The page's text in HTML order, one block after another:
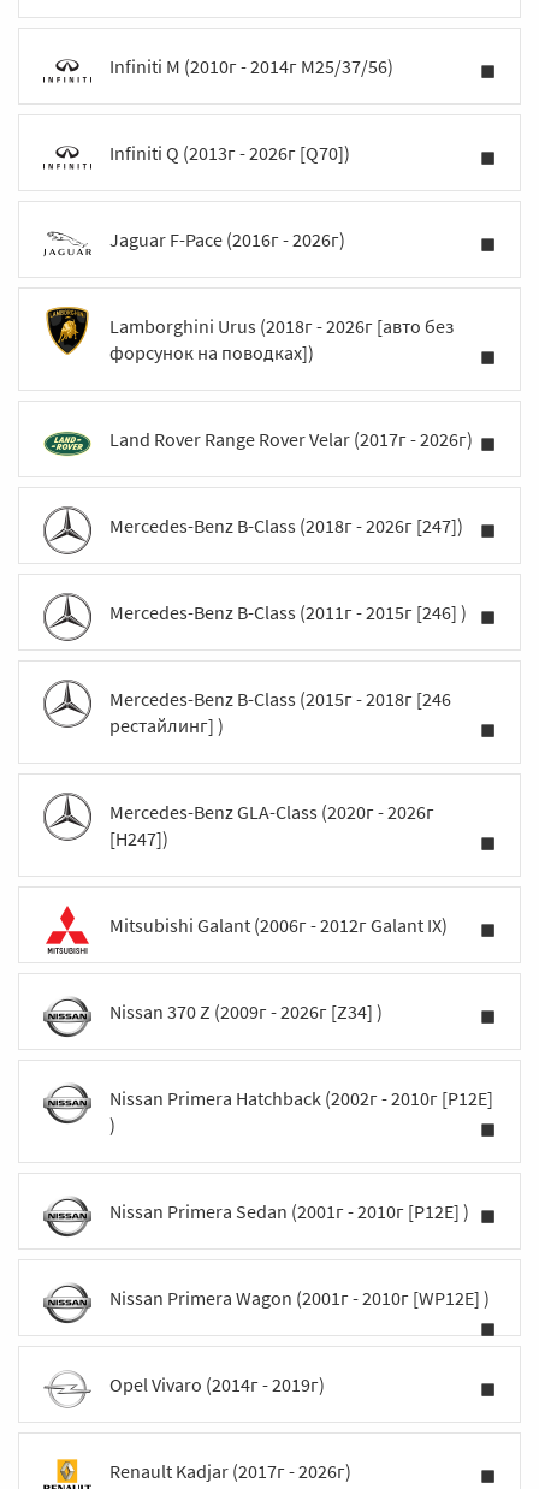
Infiniti M (2010г - 2014г M25/37/56)
Infiniti Q (2013г - 2026г [Q70])
Jaguar F-Pace (2016г - 2026г)
Lamborghini Urus (2018г - 2026г [авто без
форсунок на поводках])
Land Rover Range Rover Velar (2017г - 2026г)
Mercedes-Benz B-Class (2018г - 2026г [247])
Mercedes-Benz B-Class (2011г - 2015г [246] )
Mercedes-Benz B-Class (2015г - 2018г [246
рестайлинг] )
Mercedes-Benz GLA-Class (2020г - 2026г
[H247])
Mitsubishi Galant (2006г - 2012г Galant IX)
Nissan 370 Z (2009г - 2026г [Z34] )
Nissan Primera Hatchback (2002г - 2010г [P12E]
)
Nissan Primera Sedan (2001г - 2010г [P12E] )
Nissan Primera Wagon (2001г - 2010г [WP12E] )
Opel Vivaro (2014г - 2019г)
Renault Kadjar (2017г - 2026г)